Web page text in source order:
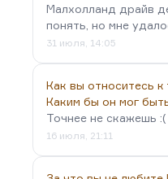
Малхолланд драйв
понять, но мне
31 июля, 14:05
Как вы относитесь
Каким бы он мог
Точнее не скажешь :(
16 июля, 21:11